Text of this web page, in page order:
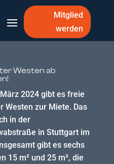
Mitglied
werden
Westen ab
2024 gibt es freie
Westen zur Miete. Das
in der
in Stuttgart im
gibt es sechs
15 m² und 25 m², die